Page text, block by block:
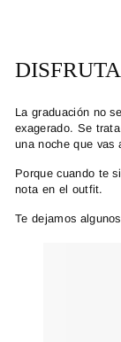
La graduación no
exagerado. Se
una noche que vas
Porque cuando te
nota en el outfit.
Te dejamos